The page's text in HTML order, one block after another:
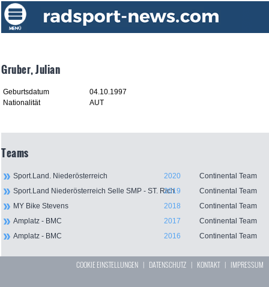
Gruber, Julian
Geburtsdatum
04.10.1997
Nationalität
AUT
Teams
Sport.Land. Niederösterreich 2020
Continental Team
Sport.Land Niederösterreich Selle SMP - ST. Rich
2019
Continental Team
MY Bike Stevens
2018
Continental Team
Amplatz - BMC
2017
Continental Team
Amplatz - BMC
2016 Continental Team
COOKIE EINSTELLUNGEN | DATENSCHUTZ | KONTAKT| IMPRESSUM